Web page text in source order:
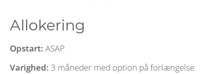
Allokering
Opstart: ASAP
Varighed: 3 måneder med option på forlængelse